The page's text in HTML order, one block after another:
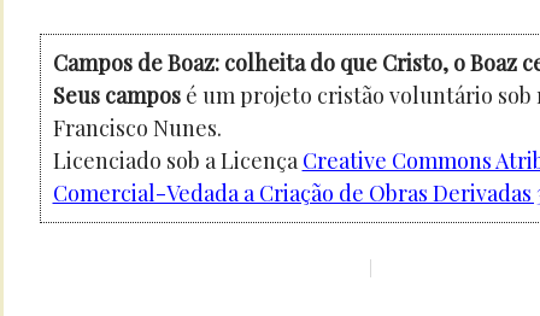
Campos de Boaz: colheita do que Cristo, o Boaz
Seus camposé um projeto cristão voluntário sob
Francisco Nunes.
Licenciado sob a Licença Creative Commons
Comercial-Vedada a Criação de Obras Derivadas